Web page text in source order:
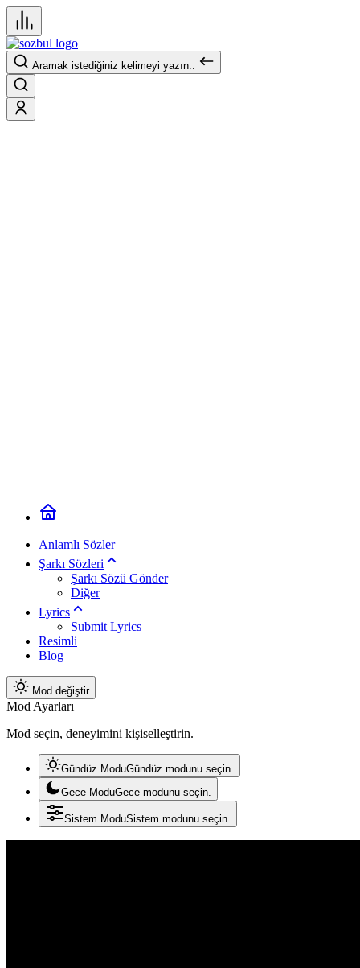
Aramak istediğiniz kelimeyi yazın..
Anlamlı Sözler
Şarkı Sözleri
Şarkı Sözü Gönder
Diğer
Lyrics
Submit Lyrics
Resimli
Blog
Mod değiştir
Mod Ayarları
Mod seçin, deneyimini kişiselleştirin.
Gündüz ModuGündüz modunu seçin.
Gece ModuGece modunu seçin.
Sistem ModuSistem modunu seçin.